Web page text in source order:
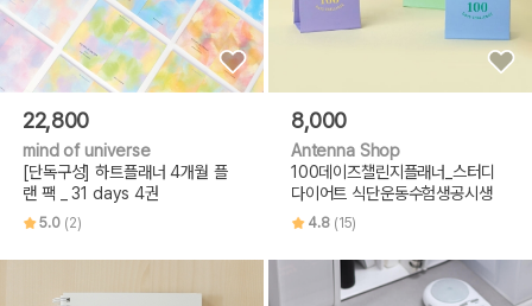
22,800
mind of universe
[단독구성] 하트플래너 4개월 플
랜 팩 _ 31 days 4권
5.0 (2)
8,000
Antenna Shop
100데이즈챌린지플래너_스터디
다이어트 식단운동수험생공시생
4.8 (15)